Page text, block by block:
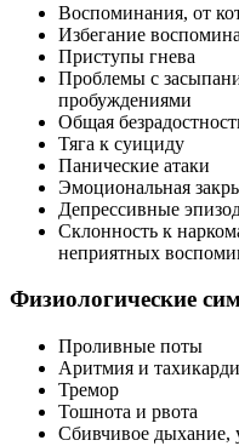
Воспоминания, от
Избегание
Приступы гнева
Проблемы с
пробуждениями
Общая
Тяга к суициду
Панические атаки
Эмоциональная
Депрессивные
Склонность к
неприятных
Физиологические
Проливные поты
Аритмия и
Тремор
Тошнота и рвота
Сбивчивое дыхание,